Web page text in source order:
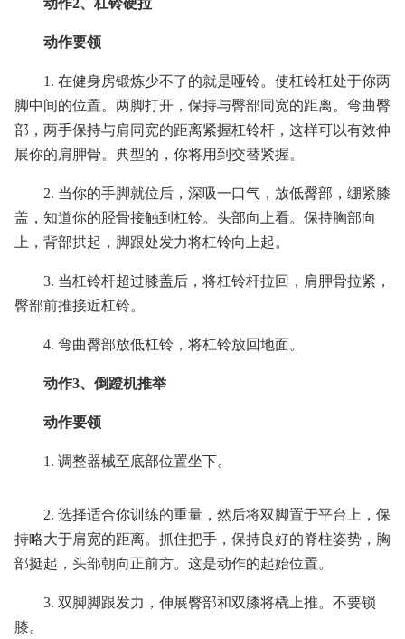
动作2、杠铃硬拉
动作要领
1. 在健身房锻炼少不了的就是哑铃。使杠铃杠处于你两
脚中间的位置。两脚打开，保持与臀部同宽的距离。弯曲臀
部，两手保持与肩同宽的距离紧握杠铃杆，这样可以有效伸
展你的肩胛骨。典型的，你将用到交替紧握。
2. 当你的手脚就位后，深吸一口气，放低臀部，绷紧膝
盖，知道你的胫骨接触到杠铃。头部向上看。保持胸部向
上，背部拱起，脚跟处发力将杠铃向上起。
3. 当杠铃杆超过膝盖后，将杠铃杆拉回，肩胛骨拉紧，
臀部前推接近杠铃。
4. 弯曲臀部放低杠铃，将杠铃放回地面。
动作3、倒蹬机推举
动作要领
1. 调整器械至底部位置坐下。
2. 选择适合你训练的重量，然后将双脚置于平台上，保
持略大于肩宽的距离。抓住把手，保持良好的脊柱姿势，胸
部挺起，头部朝向正前方。这是动作的起始位置。
3. 双脚脚跟发力，伸展臀部和双膝将橇上推。不要锁
膝。